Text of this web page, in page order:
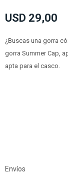
USD 29,00
¿Buscas una gorra
gorra Summer Cap,
apta para el casco.
Envíos